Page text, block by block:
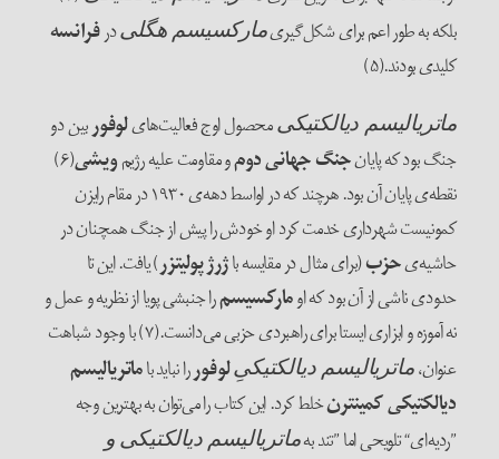
بلکه به طور اعم برای شکل‌‌گیریمارکسیسم هگلیدرفرانسه
کلیدی بودند.(۵)
ماتریالیسم دیالکتیکیمحصول اوج فعالیت‌‌هایلوفوربین دو
جنگ بود که پایانجنگ جهانی دومو مقاومت علیه رژیمویشی (۶)
نقطه‌‌ی پایان آن بود. هرچند که در اواسط دهه‌‌ی ۱۹۳۰ در مقام رایزن
کمونیست شهرداری خدمت کرد او خودش را پیش از جنگ همچنان در
حاشیه‌‌یحزب(برای مثال در مقایسه باژرژپولیتزر) یافت. این تا
حدودی ناشی از آن بود که اومارکسیسمرا جنبشی پویا از نظریه و عمل و
نه آموزه‌ و ابزاری ایستا برای راهبردی حزبی می‌‌دانست.(۷) با وجود شباهت
عنوان،ماتریالیسم دیالکتیکیِلوفوررا نباید باماتریالیسم
دیالکتیکیکمینترنخلط کرد. این کتاب را می‌‌توان به بهترین وجه
”ردیه‌ای“ تلویحی اما ”تند بهماتریالیسم دیالکتیکی و